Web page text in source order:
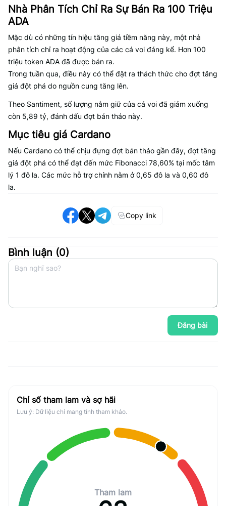
Nhà Phân Tích Chỉ Ra Sự Bán Ra 100 Triệu
ADA
Mặc dù có những tín hiệu tăng giá tiềm năng này, một nhà
phân tích chỉ ra hoạt động của các cá voi đáng kể. Hơn 100
triệu token ADA đã được bán ra.
Trong tuần qua, điều này có thể đặt ra thách thức cho đợt tăng
giá đột phá do nguồn cung tăng lên.
Theo Santiment, số lượng nắm giữ của cá voi đã giảm xuống
còn 5,89 tỷ, đánh dấu đợt bán tháo này.
Mục tiêu giá Cardano
Nếu Cardano có thể chịu đựng đợt bán tháo gần đây, đợt tăng
giá đột phá có thể đạt đến mức Fibonacci 78,60% tại mốc tâm
lý 1 đô la. Các mức hỗ trợ chính nằm ở 0,65 đô la và 0,60 đô
la.
Copy link
Bình luận (0)
Đăng bài
Chỉ số tham lam và sợ hãi
Lưu ý: Dữ liệu chỉ mang tính tham khảo.
Tham lam